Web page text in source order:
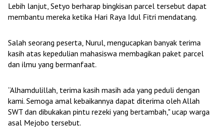
Lebih lanjut, Setyo berharap bingkisan parcel tersebut dapat
membantu mereka ketika Hari Raya Idul Fitri mendatang.
Salah seorang peserta, Nurul, mengucapkan banyak terima
kasih atas kepedulian mahasiswa membagikan paket parcel
dan ilmu yang bermanfaat.
“Alhamdulillah, terima kasih masih ada yang peduli dengan
kami. Semoga amal kebaikannya dapat diterima oleh Allah
SWT dan dibukakan pintu rezeki yang bertambah," ucap warga
asal Mejobo tersebut.